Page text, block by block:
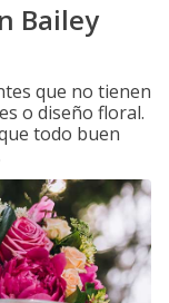
Bailey
que no tienen
o diseño floral.
todo buen